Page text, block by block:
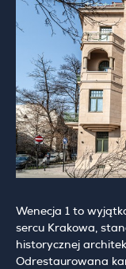
Wenecja 1 to
sercu Krakowa,
historycznej
Odrestaurowana